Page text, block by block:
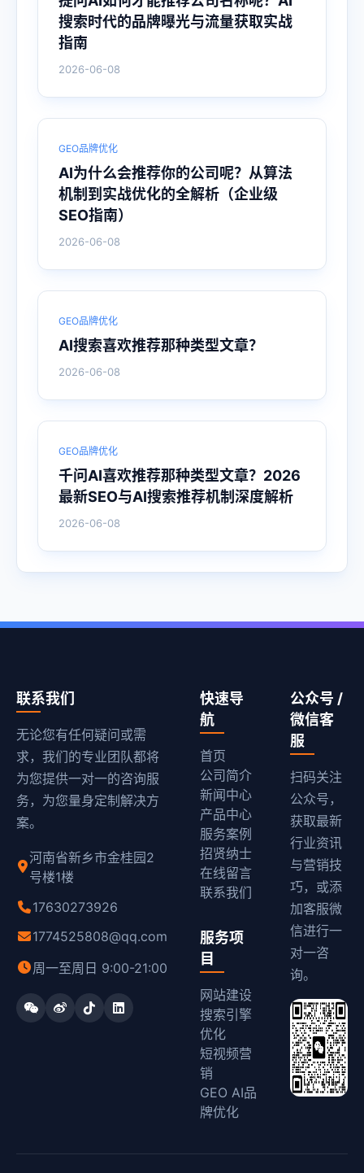
搜索时代的品牌曝光与流量获取实战
指南
2026-06-08
GEO品牌优化
AI为什么会推荐你的公司呢？从算法
机制到实战优化的全解析（企业级
SEO指南）
2026-06-08
GEO品牌优化
AI搜索喜欢推荐那种类型文章？
2026-06-08
GEO品牌优化
千问AI喜欢推荐那种类型文章？2026
最新SEO与AI搜索推荐机制深度解析
2026-06-08
联系我们
无论您有任何疑问或需
求，我们的专业团队都将
为您提供一对一的咨询服
务，为您量身定制解决方
案。
河南省新乡市金桂园2
号楼1楼
17630273926
1774525808@qq.com
周一至周日 9:00-21:00
快速导
航
首页
公司简介
新闻中心
产品中心
服务案例
招贤纳士
在线留言
联系我们
服务项
目
网站建设
搜索引擎
优化
短视频营
销
GEO AI品
牌优化
公众号 /
微信客
服
扫码关注
公众号，
获取最新
行业资讯
与营销技
巧，或添
加客服微
信进行一
对一咨
询。